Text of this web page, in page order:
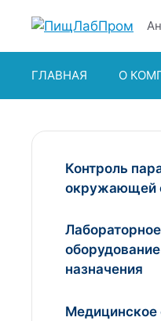
содержимому
ГЛАВНАЯ О
Контроль
окружающей
Лабораторное
назначения
Медицинское